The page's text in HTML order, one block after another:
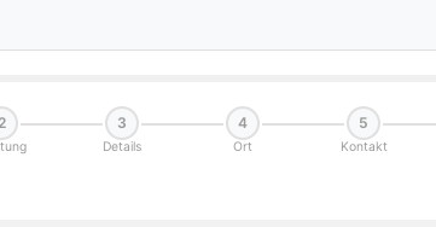
2 3
Details
4
Ort
5
Kontakt